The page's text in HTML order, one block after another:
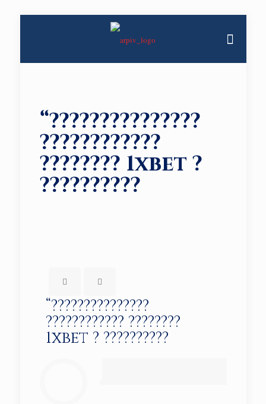
“???????????????
????????????
???????? 1xbet ?
??????????
“???????????????
???????????? ????????
1xbet ? ??????????